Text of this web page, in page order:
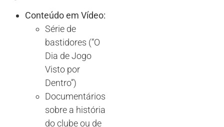
Conteúdo em Vídeo:
Série de
bastidores (“O
Dia de Jogo
Visto por
Dentro”)
Documentários
sobre a história
do clube ou de